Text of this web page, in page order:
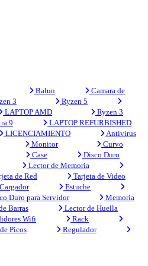
Balun
Camara de
3
Ryzen 5
LAPTOP AMD
Ryzen 3
9
LAPTOP REFURBISHED
LICENCIAMIENTO
Antivirus
Monitor
Curvo
Case
Disco Duro
Lector de Memoria
de Red
Tarjeta de Video
Cargador
Estuche
Duro para Servidor
Memoria
Barras
Lector de Huella
Wifi
Rack
Picos
Regulador